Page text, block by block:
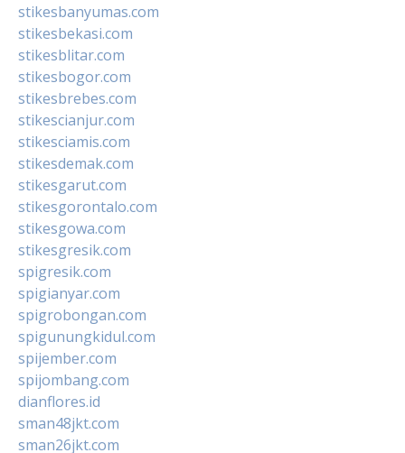
stikesbanyumas.com
stikesbekasi.com
stikesblitar.com
stikesbogor.com
stikesbrebes.com
stikescianjur.com
stikesciamis.com
stikesdemak.com
stikesgarut.com
stikesgorontalo.com
stikesgowa.com
stikesgresik.com
spigresik.com
spigianyar.com
spigrobongan.com
spigunungkidul.com
spijember.com
spijombang.com
dianflores.id
sman48jkt.com
sman26jkt.com